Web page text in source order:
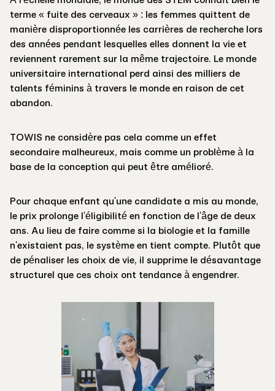
terme « fuite des cerveaux » : les femmes quittent de
manière disproportionnée les carrières de recherche lors
des années pendant lesquelles elles donnent la vie et
reviennent rarement sur la même trajectoire. Le monde
universitaire international perd ainsi des milliers de
talents féminins à travers le monde en raison de cet
abandon.
TOWIS ne considère pas cela comme un effet
secondaire malheureux, mais comme un problème à la
base de la conception qui peut être amélioré.
Pour chaque enfant qu'une candidate a mis au monde,
le prix prolonge l'éligibilité en fonction de l'âge de deux
ans. Au lieu de faire comme si la biologie et la famille
n'existaient pas, le système en tient compte. Plutôt que
de pénaliser les choix de vie, il supprime le désavantage
structurel que ces choix ont tendance à engendrer.